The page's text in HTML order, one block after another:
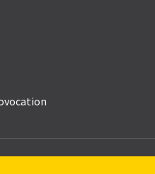
Inc. All Rights Reserved.